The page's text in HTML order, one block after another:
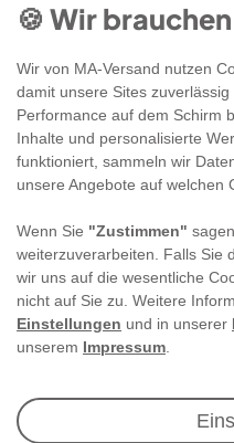
🍪 Wir
Wir von MA-Versand nutzen
damit unsere Sites
Performance auf dem Schirm
Inhalte und personalisierte
funktioniert, sammeln wir
unsere Angebote auf welchen
Wenn Sie "Zustimmen"
weiterzuverarbeiten. Falls Sie
wir uns auf die wesentliche
nicht auf Sie zu. Weitere
Einstellungen und in unserer
unserem Impressum
Newsletter
Angebote & Rabatte
sparen war noch nie so
E-MAIL **